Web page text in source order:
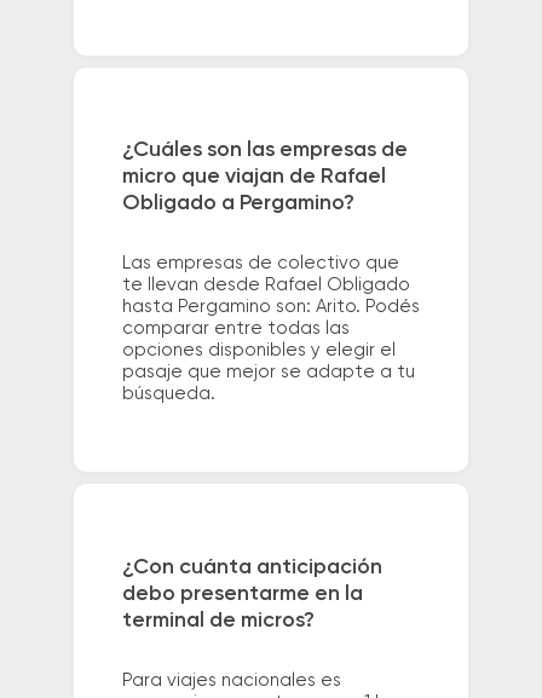
¿Cuáles son las empresas de
micro que viajan de Rafael
Obligado a Pergamino?
Las empresas de colectivo que
te llevan desde Rafael Obligado
hasta Pergamino son: Arito. Podés
comparar entre todas las
opciones disponibles y elegir el
pasaje que mejor se adapte a tu
búsqueda.
¿Con cuánta anticipación
debo presentarme en la
terminal de micros?
Para viajes nacionales es